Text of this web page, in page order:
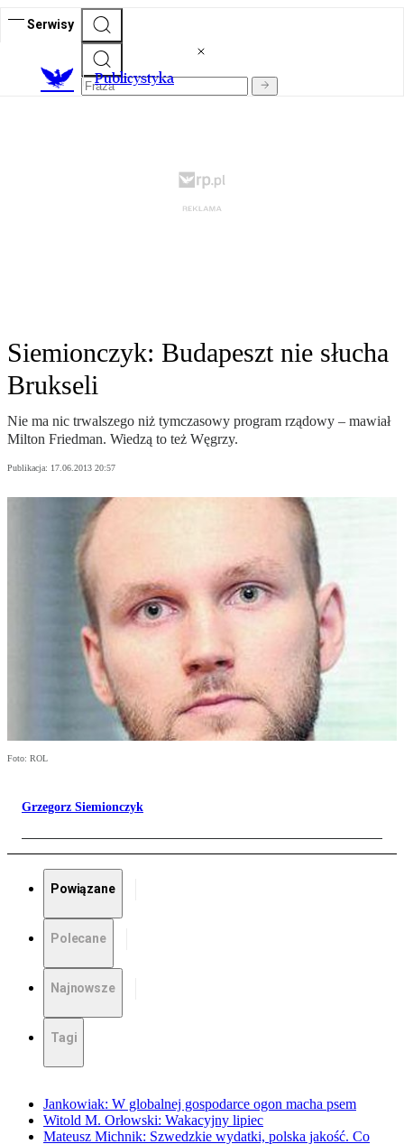
Serwisy
Publicystyka
Siemionczyk: Budapeszt nie słucha
Brukseli
Nie ma nic trwalszego niż tymczasowy program rządowy – mawiał
Milton Friedman. Wiedzą to też Węgrzy.
Publikacja: 17.06.2013 20:57
Foto: ROL
Grzegorz Siemionczyk
Powiązane
Polecane
Najnowsze
Tagi
Jankowiak: W globalnej gospodarce ogon macha psem
Witold M. Orłowski: Wakacyjny lipiec
Mateusz Michnik: Szwedzkie wydatki, polska jakość. Co